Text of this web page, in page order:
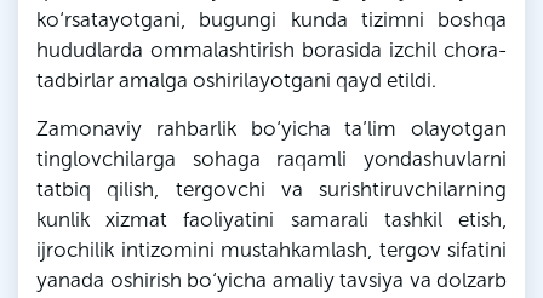
ko‘rsatayotgani, bugungi kunda tizimni boshqa
hududlarda ommalashtirish borasida izchil chora-
tadbirlar amalga oshirilayotgani qayd etildi.
Zamonaviy rahbarlik bo‘yicha ta’lim olayotgan
tinglovchilarga sohaga raqamli yondashuvlarni
tatbiq qilish, tergovchi va surishtiruvchilarning
kunlik xizmat faoliyatini samarali tashkil etish,
ijrochilik intizomini mustahkamlash, tergov sifatini
yanada oshirish bo‘yicha amaliy tavsiya va dolzarb